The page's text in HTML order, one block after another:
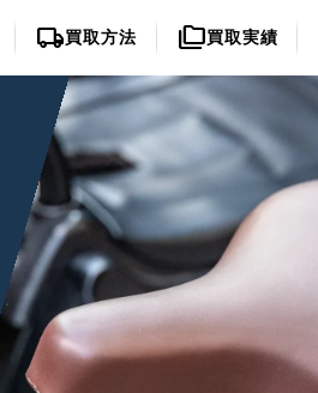
local_shipping買取方法 folder_copy買取実績